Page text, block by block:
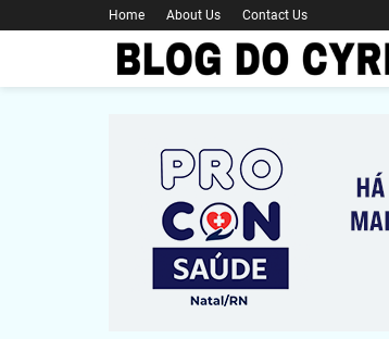
Home About Us Contact Us